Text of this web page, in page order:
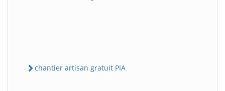
chantier artisan gratuit PIA